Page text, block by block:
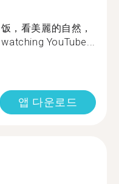
，看美麗的自然，
YouTube...
앱 다운로드